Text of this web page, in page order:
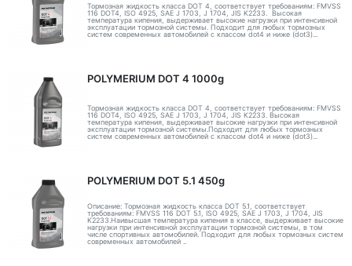
Тормозная жидкость класса DOT 4, соответствует требованиям: FMVSS
116 DOT4, ISO 4925, SAE J 1703, J 1704, JIS K2233. Высокая
температура кипения, выдерживает высокие нагрузки при интенсивной
эксплуатации тормозной системы. Подходит для любых тормозных
систем современных автомобилей с классом dot4 и ниже (dot3)...
POLYMERIUM DOT 4 1000g
Тормозная жидкость класса DOT 4, соответствует требованиям: FMVSS
116 DOT4, ISO 4925, SAE J 1703, J 1704, JIS K2233. Высокая
температура кипения, выдерживает высокие нагрузки при интенсивной
эксплуатации тормозной системы.Подходит для любых тормозных
систем современных автомобилей с классом dot4 и ниже (dot3)...
POLYMERIUM DOT 5.1 450g
Описание: Тормозная жидкость класса DOT 5.1, соответствует
требованиям: FMVSS 116 DOT 5.1, ISO 4925, SAE J 1703, J 1704, JIS
K2233.Наивысшая температура кипения в классе, выдерживает высокие
нагрузки при интенсивной эксплуатации тормозной системы, в том
числе спортивных автомобилей. Подходит для любых тормозных систем
современных автомобилей ..